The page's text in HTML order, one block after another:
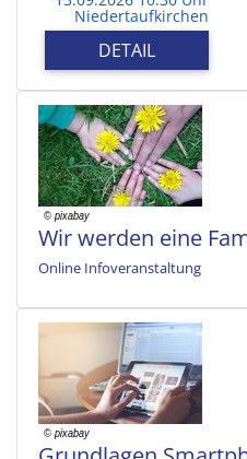
Niedertaufkirchen
DETAIL
Wir werden eine
Online Infoveranstaltung